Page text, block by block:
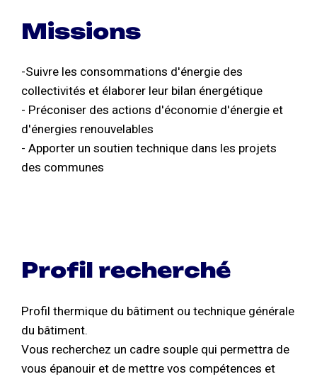
Missions
-Suivre les consommations d'énergie des
collectivités et élaborer leur bilan énergétique
- Préconiser des actions d'économie d'énergie et
d'énergies renouvelables
- Apporter un soutien technique dans les projets
des communes
Profil recherché
Profil thermique du bâtiment ou technique générale
du bâtiment.
Vous recherchez un cadre souple qui permettra de
vous épanouir et de mettre vos compétences et